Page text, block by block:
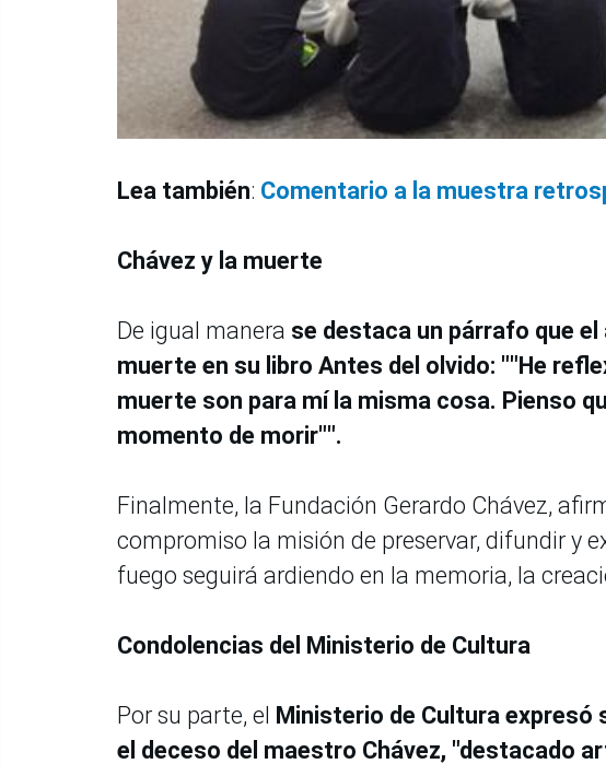
Lea también: Comentario a la muestra
Chávez y la muerte
De igual manera se destaca un párrafo que
muerte en su libro Antes del olvido: ""He
muerte son para mí la misma cosa. Pienso
momento de morir"".
Finalmente, la Fundación Gerardo Chávez,
compromiso la misión de preservar, difundir y
fuego seguirá ardiendo en la memoria, la
Condolencias del Ministerio de Cultura
Por su parte, el Ministerio de Cultura expresó
el deceso del maestro Chávez, "destacado